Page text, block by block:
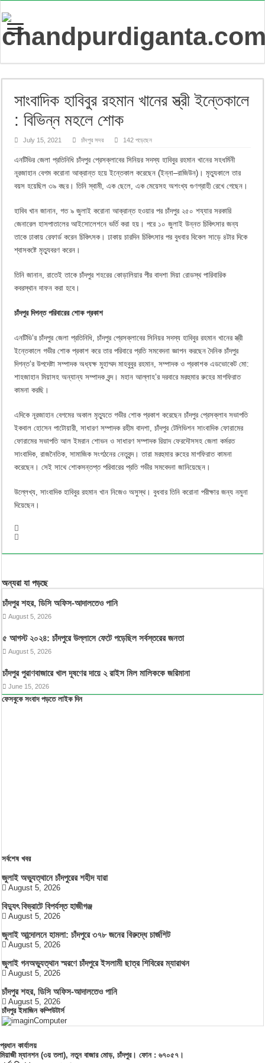
সাংবাদিক হাবিবুর রহমান খানের স্ত্রী ইন্তেকালে
: বিভিন্ন মহলে শোক
July 15, 2021 চাঁদপুর সদর 142 পড়েছেন
এনটিভির জেলা প্রতিনিধি চাঁদপুর প্রেসক্লাবের সিনিয়র সদস্য হাবিবুর রহমান খানের সহধর্মিনী
নূরজাহান বেগম করোনা আক্রান্ত হয়ে ইন্তেকাল করেছেন (ইন্না–রাজিউন)। মৃত্যুকালে তার
বয়স হয়েছিল ৩৯ বছর। তিনি স্বামী, এক ছেলে, এক মেয়েসহ অশংখ্য গুণগ্রাহী রেখে গেছেন।
হাবিব খান জানান, গত ৯ জুলাই করোনা আক্রান্ত হওয়ার পর চাঁদপুর ২৫০ শয্যার সরকারি
জেনারেল হাসপাতালের আইসোলেশনে ভর্তি করা হয়। পরে ১০ জুলাই উন্নত চিকিৎসার জন্য
তাকে ঢাকায় রেফার্ড করেন চিকিৎসক। ঢাকায় চারদিন চিকিৎসার পর বুধবার বিকেল সাড়ে ৪টার দিকে
শ্বাসকষ্টে মৃত্যুবরণ করেন।
তিনি জানান, রাতেই তাকে চাঁদপুর শহরের কোড়ালিয়ার পীর বাদশা মিয়া রোডস্থ পারিবারিক
কবরস্থান দাফন করা হবে।
চাঁদপুর দিগন্ত পরিবারের শোক প্রকাশ
এনটিভি’র চাঁদপুর জেলা প্রতিনিধি, চাঁদপুর প্রেসক্লাবের সিনিয়র সদস্য হাবিবুর রহমান খানের স্ত্রী
ইন্তেকালে গভীর শোক প্রকাশ করে তার পরিবারে প্রতি সমবেদনা জ্ঞাপন করছেন দৈনিক চাঁদপুর
দিগন্ত’র উপদেষ্টা সম্পাদক অধ্যক্ষ মুহাম্মদ মাহবুবুর রহমান, সম্পাদক ও প্রকাশক এডভোকেট মো:
শাহজাহান মিয়াসহ অন্যান্য সম্পাদক বৃন্দ। মহান আল্লাহ’র দরবারে মরহুমার রুহের মাগফিরাত
কামনা করছি।
এদিকে নূরজাহান বেগমের অকাল মৃত্যুতে গভীর শোক প্রকাশ করেছেন চাঁদপুর প্রেসক্লাব সভাপতি
ইকবাল হোসেন পাটোয়ারী, সাধারণ সম্পাদক রহীম বাদশা, চাঁদপুর টেলিভিশন সাংবাদিক ফোরামের
ফোরামের সভাপতি আল ইমরান শোভন ও সাধারণ সম্পাদক রিয়াদ ফেরদৌসসহ জেলা কর্মরত
সাংবাদিক, রাজনৈতিক, সামাজিক সংগঠনের নেতৃবৃন্দ। তারা মরহুমার রুহের মাগফিরাত কামনা
করেছেন। সেই সাথে শোকসন্তপ্ত পরিবারের প্রতি গভীর সমবেদনা জানিয়েছেন।
উল্লেখ্য, সাংবাদিক হাবিবুর রহমান খান নিজেও অসুস্থ। বুধবার তিনি করোনা পরীক্ষার জন্য নমুনা
দিয়েছেন।
অন্যরা যা পড়ছে
চাঁদপুর শহর, ডিসি অফিস-আদালতেও পানি
August 5, 2026
৫ আগস্ট ২০২৪: চাঁদপুরে উল্লাসে ফেটে পড়েছিল সর্বস্তরের জনতা
August 5, 2026
চাঁদপুর পুরাণবাজারে খাল দূষণের দায়ে ২ রাইস মিল মালিককে জরিমানা
June 15, 2026
ফেসবুকে সংবাদ পড়তে লাইক দিন
সর্বশেষ খবর
জুলাই অভ্যুত্থানে চাঁদপুরের শহীদ যারা
August 5, 2026
বিদ্যুৎ বিভ্রাটে বিপর্যস্ত হাজীগঞ্জ
August 5, 2026
জুলাই আন্দোলনে হামলা: চাঁদপুরে ৩৭৮ জনের বিরুদ্ধে চার্জশিট
August 5, 2026
জুলাই গনঅভ্যুত্থান স্মরণে চাঁদপুরে ইসলামী ছাত্র শিবিরের ম্যারাথন
August 5, 2026
চাঁদপুর শহর, ডিসি অফিস-আদালতেও পানি
August 5, 2026
চাঁদপুর ইমাজিন কম্পিউটার্স
প্রধান কার্যালয়
মিয়াজী ম্যানশন (৩য় তলা), নতুন বাজার মোড়, চাঁদপুর। ফোন : ৬৭০৫৭।